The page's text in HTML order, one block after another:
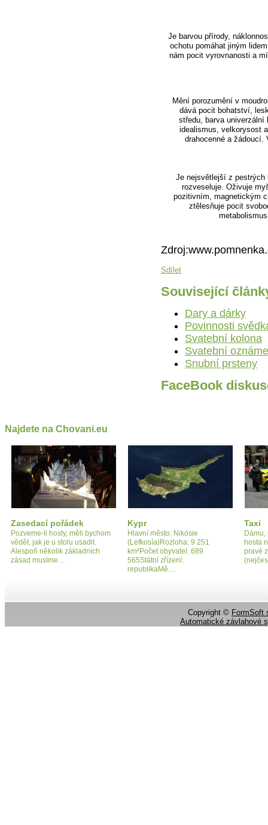
Je barvou přírody,
ochotu pomáhat jiným
nám pocit vyrovnanosti a
Mění porozumění v
dává pocit bohatství,
středu, barva
idealismus, velkorysost
drahocenné a žádoucí.
Je nejsvětlejší z pestrých
rozveseluje. Oživuje
pozitivním, magnetickým
ztělesňuje pocit
Sdílet
Související
Dary a dárky
Povinnosti
Svatební kolona
Svatební
Snubní prsteny
FaceBook
Najdete na Chovani.eu
Zasedací pořádek
Pozveme-li hosty, měli bychom
vědět, jak je u stolu usadit.
Alespoň několik základních
zásad musíme…
Kypr
Hlavní město: Nikósie
(Lefkosía)Rozloha: 9 251
km²Počet obyvatel: 689
565Státní zřízení:
republikaMě…
Taxi
Dámu,
hosta
pravé
Copyright © FormSoft
Automatické závlahové